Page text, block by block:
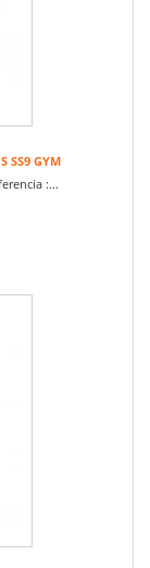
SS9 GYM
:...